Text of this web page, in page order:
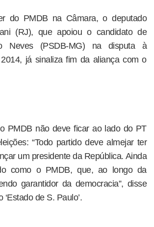
do PMDB na Câmara, o deputado
(RJ), que apoiou o candidato de
Neves (PSDB-MG) na disputa à
já sinaliza fim da aliança com o
PMDB não deve ficar ao lado do PT
“Todo partido deve almejar ter
um presidente da República. Ainda
como o PMDB, que, ao longo da
garantidor da democracia”, disse
de S. Paulo’.